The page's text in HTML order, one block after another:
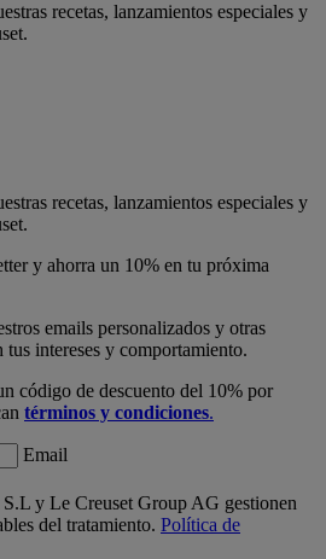
recetas, lanzamientos especiales y
recetas, lanzamientos especiales y
y ahorra un 10% en tu próxima
emails personalizados y otras
tus intereses y comportamiento.
código de descuento del 10% por
términos y condiciones.
Email
y Le Creuset Group AG gestionen
del tratamiento. Política de